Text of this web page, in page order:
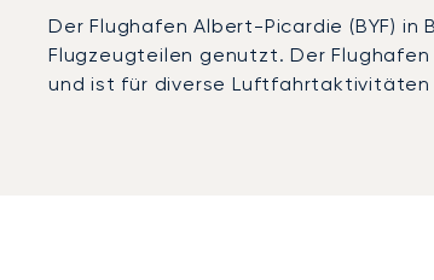
Der Flughafen Albert-Picardie (BYF)
Flugzeugteilen genutzt. Der
und ist für diverse